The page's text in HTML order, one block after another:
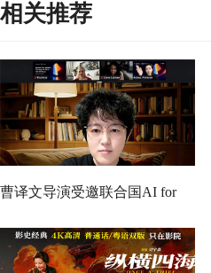
相关推荐
曹译文导演受邀联合国AI for
Good全球峰会 以AI影像传递向
善力量